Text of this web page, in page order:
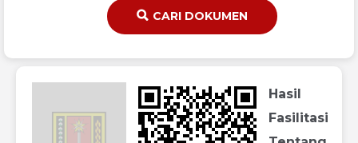
CARI DOKUMEN
Hasil
Fasilitasi